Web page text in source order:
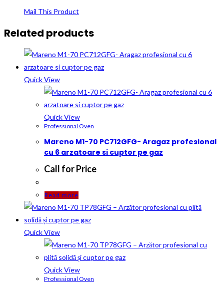
Mail This Product
Related products
Quick View
Quick View
Professional Oven
Mareno M1-70 PC712GFG- Aragaz profesional
cu 6 arzatoare si cuptor pe gaz
Call for Price
Read more
Quick View
Quick View
Professional Oven